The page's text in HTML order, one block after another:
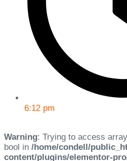
6:12 pm
Warning: Trying to access
bool in /home/condell/
content/plugins/elementor-